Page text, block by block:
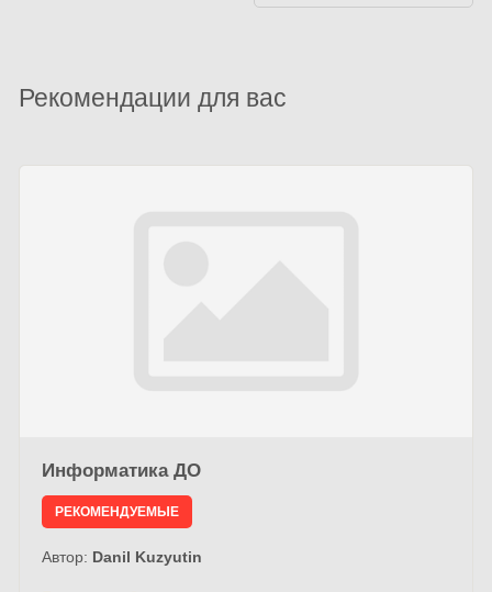
Рекомендации для вас
Информатика ДО
РЕКОМЕНДУЕМЫЕ
Автор: Danil Kuzyutin